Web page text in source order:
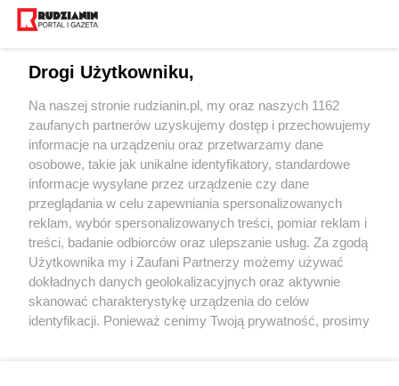
Wydawca mediów lokalnych
Nie zapomnij
zapoznać się z:
polityką prywatności regulamin korzystania z portali
Twojemiasto
Piekary Śląskie
Chorzów
Tarnowskie Góry
Skontakuj sięz nami
Kontakt
Wydawca
Redakcja
Drogi Użytkowniku,
Na naszej stronie rudzianin.pl, my oraz naszych 1162
zaufanych partnerów uzyskujemy dostęp i przechowujemy
informacje na urządzeniu oraz przetwarzamy dane
osobowe, takie jak unikalne identyfikatory, standardowe
informacje wysyłane przez urządzenie czy dane
przeglądania w celu zapewniania spersonalizowanych
reklam, wybór spersonalizowanych treści, pomiar reklam i
treści, badanie odbiorców oraz ulepszanie usług. Za zgodą
Użytkownika my i Zaufani Partnerzy możemy używać
dokładnych danych geolokalizacyjnych oraz aktywnie
skanować charakterystykę urządzenia do celów
identyfikacji. Ponieważ cenimy Twoją prywatność, prosimy